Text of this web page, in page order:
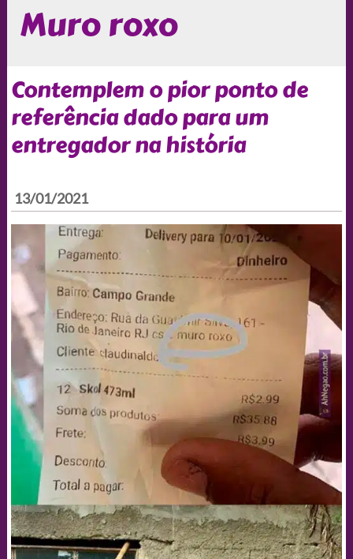
Muro roxo
Contemplem o pior ponto de
referência dado para um
entregador na história
13/01/2021